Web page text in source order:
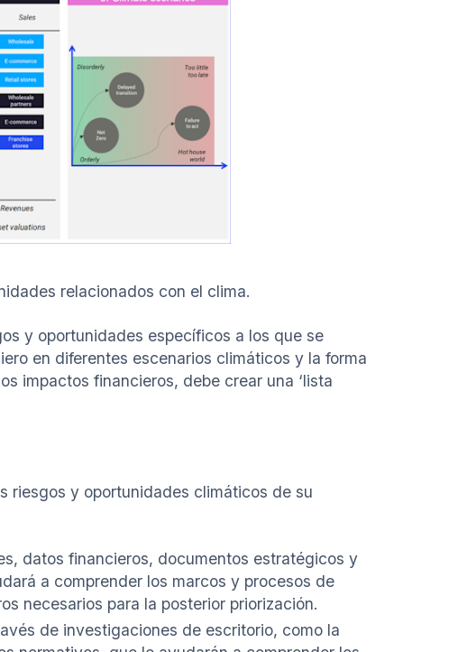
relacionados con el clima.
y oportunidades específicos a los que se
en diferentes escenarios climáticos y la forma
impactos financieros, debe crear una ‘lista
riesgos y oportunidades climáticos de su
datos financieros, documentos estratégicos y
a comprender los marcos y procesos de
necesarios para la posterior priorización.
de investigaciones de escritorio, como la